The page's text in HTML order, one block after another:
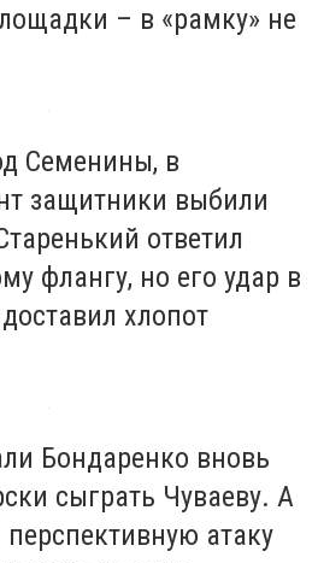
– в «рамку» не
Семенины, в
защитники выбили
ответил
флангу, но его удар в
хлопот
Бондаренко вновь
сыграть Чуваеву. А
атаку